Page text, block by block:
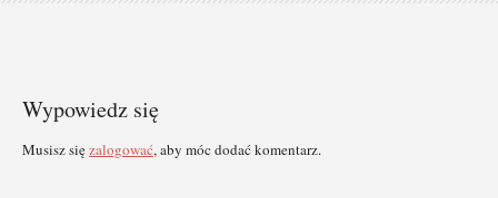
Wypowiedz się
Musisz sięzalogować, aby móc dodać komentarz.